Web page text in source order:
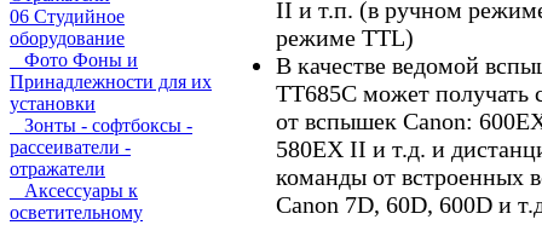
06 Студийное
оборудование
Фото Фоны и
Принадлежности для их
установки
Зонты - софтбоксы -
рассеиватели -
отражатели
Аксессуары к
осветительному
II и т.п. (в ручном
режиме TTL)
В качестве ведомой
TT685C может получать
от вспышек Canon:
580EX II и т.д. и
команды от встроенных
Canon 7D, 60D, 600D и